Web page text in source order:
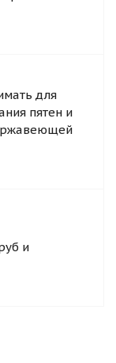
для
пятен и
и